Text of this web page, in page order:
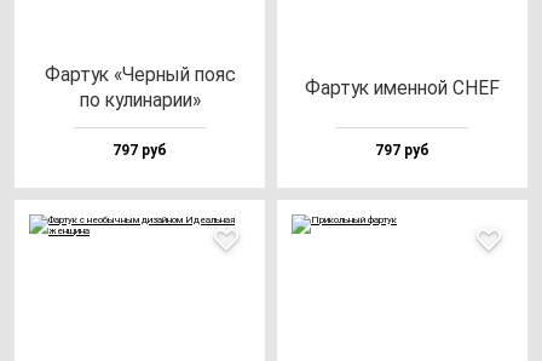
Фар­тук «Чер­ный по­яс
по ку­ли­на­рии»
797 руб
Фар­тук имен­ной CHEF
797 руб